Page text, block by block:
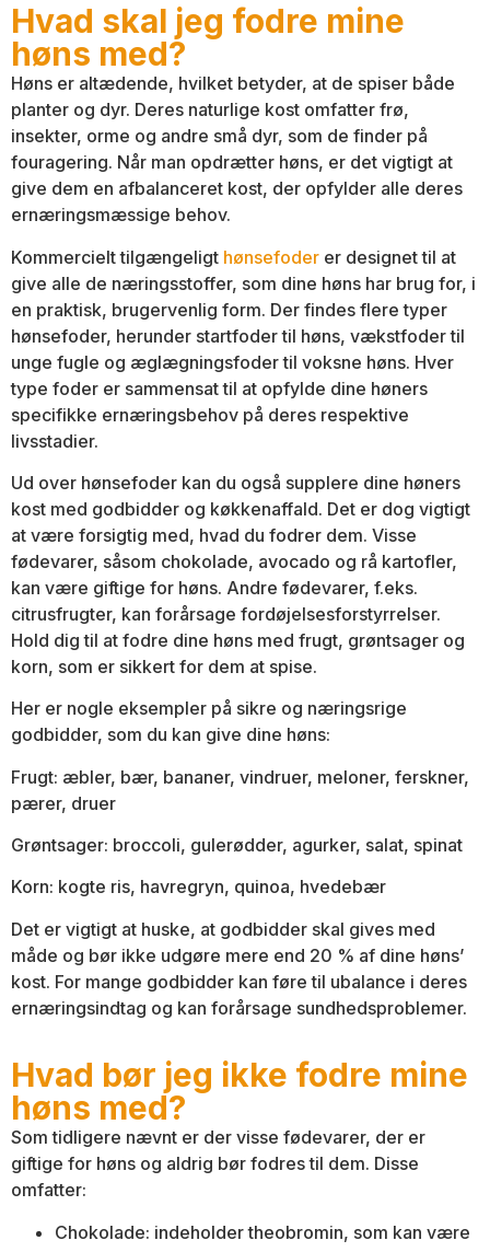
Hvad skal jeg fodre mine
høns med?
Høns er altædende, hvilket betyder, at de spiser både
planter og dyr. Deres naturlige kost omfatter frø,
insekter, orme og andre små dyr, som de finder på
fouragering. Når man opdrætter høns, er det vigtigt at
give dem en afbalanceret kost, der opfylder alle deres
ernæringsmæssige behov.
Kommercielt tilgængeligt hønsefoder er designet til at
give alle de næringsstoffer, som dine høns har brug for, i
en praktisk, brugervenlig form. Der findes flere typer
hønsefoder, herunder startfoder til høns, vækstfoder til
unge fugle og æglægningsfoder til voksne høns. Hver
type foder er sammensat til at opfylde dine høners
specifikke ernæringsbehov på deres respektive
livsstadier.
Ud over hønsefoder kan du også supplere dine høners
kost med godbidder og køkkenaffald. Det er dog vigtigt
at være forsigtig med, hvad du fodrer dem. Visse
fødevarer, såsom chokolade, avocado og rå kartofler,
kan være giftige for høns. Andre fødevarer, f.eks.
citrusfrugter, kan forårsage fordøjelsesforstyrrelser.
Hold dig til at fodre dine høns med frugt, grøntsager og
korn, som er sikkert for dem at spise.
Her er nogle eksempler på sikre og næringsrige
godbidder, som du kan give dine høns:
Frugt: æbler, bær, bananer, vindruer, meloner, ferskner,
pærer, druer
Grøntsager: broccoli, gulerødder, agurker, salat, spinat
Korn: kogte ris, havregryn, quinoa, hvedebær
Det er vigtigt at huske, at godbidder skal gives med
måde og bør ikke udgøre mere end 20 % af dine høns’
kost. For mange godbidder kan føre til ubalance i deres
ernæringsindtag og kan forårsage sundhedsproblemer.
Hvad bør jeg ikke fodre mine
høns med?
Som tidligere nævnt er der visse fødevarer, der er
giftige for høns og aldrig bør fodres til dem. Disse
omfatter:
Chokolade: indeholder theobromin, som kan være